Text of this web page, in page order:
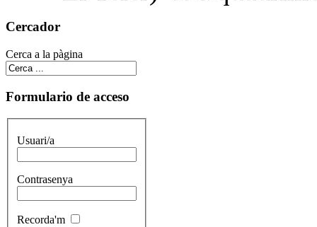
Cercador
Cerca a la pàgina
Formulario de acceso
Usuari/a
Contrasenya
Recorda'm